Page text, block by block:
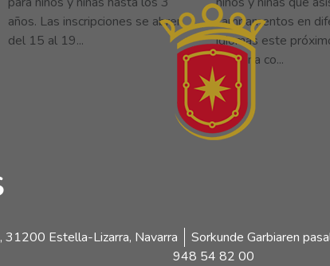
31200 Estella-Lizarra, Navarra
Sorkunde Garbiaren
948 54 82 00
años. Las inscripciones se abren
del 15 al 19...
campamentos en
idiomas este
Hay una co...